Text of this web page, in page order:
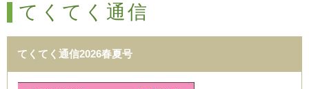
てくてく通信
てくてく通信2026春夏号